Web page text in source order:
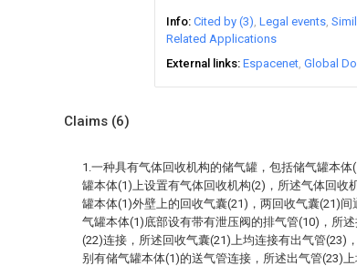
Info Cited by (3) Legal events
Related Applications
External links Espacenet Global
Claims (6)
1.一种具有气体回收机构的储气罐，包括储气罐本
罐本体(1)上设置有气体回收机构(2)，所述气体回收
罐本体(1)外壁上的回收气囊(21)，两回收气囊(21)
气罐本体(1)底部设有带有泄压阀的排气管(10)，所
(22)连接，所述回收气囊(21)上均连接有出气管(23)
别有储气罐本体(1)的送气管连接，所述出气管(23)